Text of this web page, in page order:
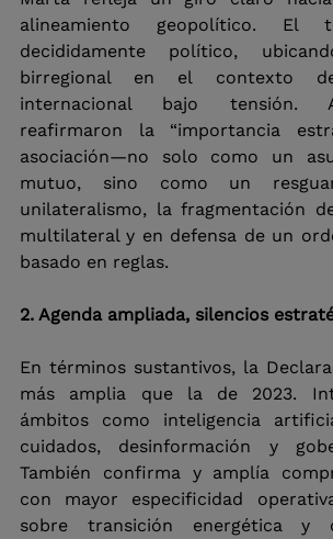
alineamiento geopolítico.
decididamente político,
birregional en el contexto
internacional bajo tensión.
reafirmaron la “importancia
asociación—no solo como un
mutuo, sino como un
unilateralismo, la fragmentación
multilateral y en defensa de un
basado en reglas.
2. Agenda ampliada, silencios
En términos sustantivos, la
más amplia que la de 2023.
ámbitos como inteligencia
cuidados, desinformación y
También confirma y amplía
con mayor especificidad
sobre transición energética y